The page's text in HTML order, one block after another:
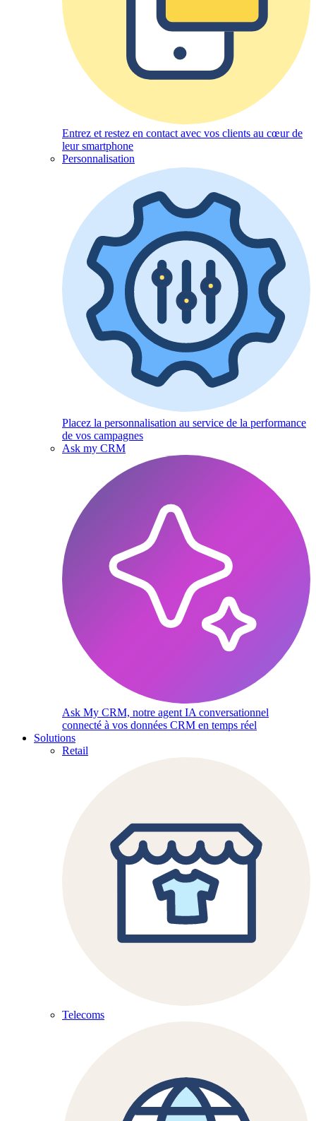
Entrez et restez en contact avec vos clients au cœur de
leur smartphone
Personnalisation
Placez la personnalisation au service de la performance
de vos campagnes
Ask my CRM
Ask My CRM, notre agent IA conversationnel
connecté à vos données CRM en temps réel
Solutions
Retail
Telecoms